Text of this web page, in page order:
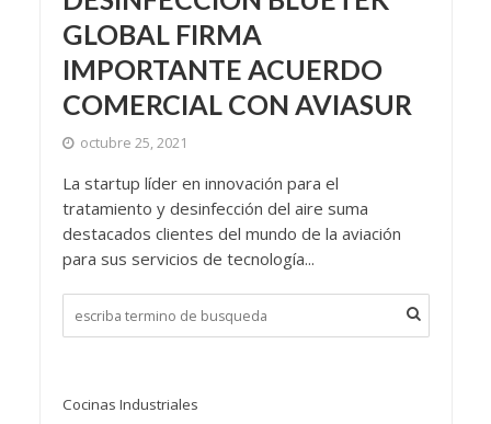
GLOBAL FIRMA
IMPORTANTE ACUERDO
COMERCIAL CON AVIASUR
octubre 25, 2021
La startup líder en innovación para el
tratamiento y desinfección del aire suma
destacados clientes del mundo de la aviación
para sus servicios de tecnología...
Cocinas Industriales